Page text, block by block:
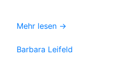
Mehr lesen →
Barbara Leifeld